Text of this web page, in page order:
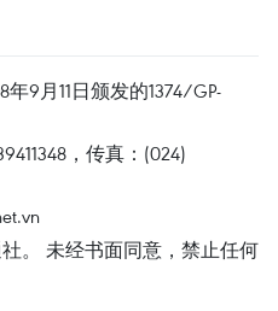
9月11日颁发的1374/GP-
，传真：(024)
。 未经书面同意，禁止任何